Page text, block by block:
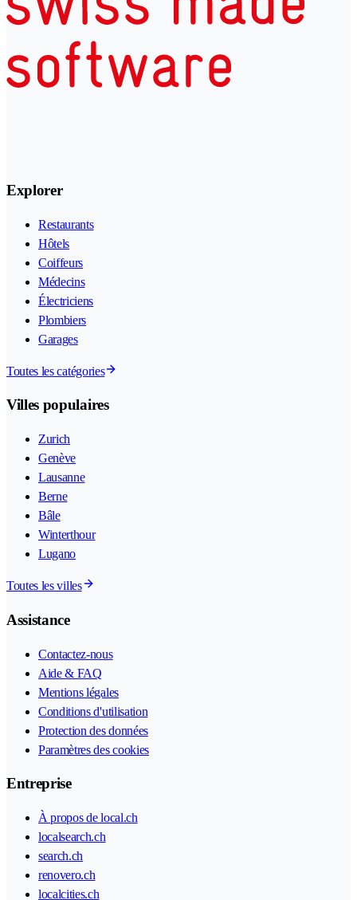
Explorer
Restaurants
Hôtels
Coiffeurs
Médecins
Électriciens
Plombiers
Garages
Toutes les catégories
Villes populaires
Zurich
Genève
Lausanne
Berne
Bâle
Winterthour
Lugano
Toutes les villes
Assistance
Contactez-nous
Aide & FAQ
Mentions légales
Conditions d'utilisation
Protection des données
Paramètres des cookies
Entreprise
À propos de local.ch
localsearch.ch
search.ch
renovero.ch
localcities.ch